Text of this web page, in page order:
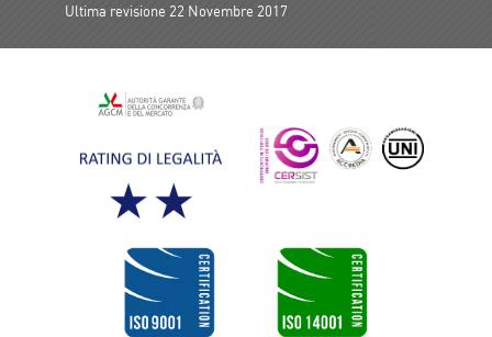
Ultima revisione 22 Novembre 2017